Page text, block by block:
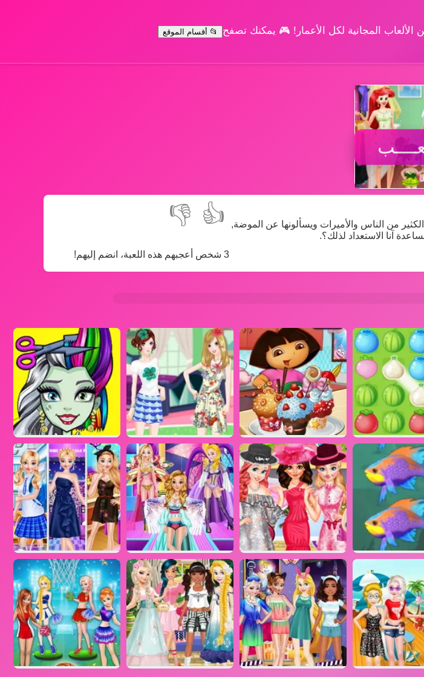
المجانية لكل الأعمار! 🎮 يمكنك تصفح 📂 أقسام الموقع
👍
👎
3 شخص أعجبهم هذه اللعبة، انضم إليهم!
من الناس والأميرات ويسألونها عن الموضة,
آنا الاستعداد لذلك؟.